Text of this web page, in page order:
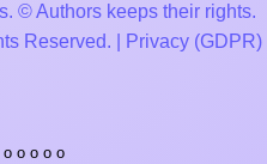
© Authors keeps their rights.
Reserved. |
Privacy (GDPR)|
o o o o o